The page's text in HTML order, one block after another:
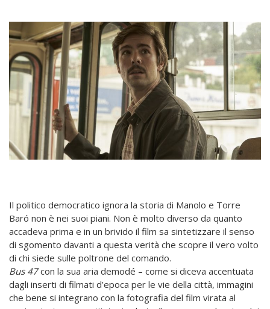
Il politico democratico ignora la storia di Manolo e Torre
Baró non è nei suoi piani. Non è molto diverso da quanto
accadeva prima e in un brivido il film sa sintetizzare il senso
di sgomento davanti a questa verità che scopre il vero volto
di chi siede sulle poltrone del comando.
Bus 47con la sua aria demodé – come si diceva accentuata
dagli inserti di filmati d’epoca per le vie della città, immagini
che bene si integrano con la fotografia del film virata al